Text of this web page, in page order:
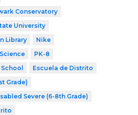
Conservatory
University
Library
Nike
PK-8
Escuela de Distrito
Grade)
Severe (6-8th Grade)